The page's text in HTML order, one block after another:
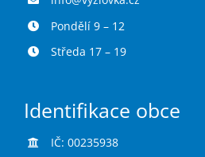
Pondělí 9 – 12
Středa 17 – 19
Identifikace obce
IČ: 00235938